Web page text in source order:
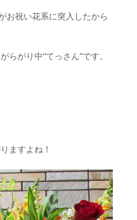
お祝い花系に突入したから
がり中“てっさん”です。
ますよね！